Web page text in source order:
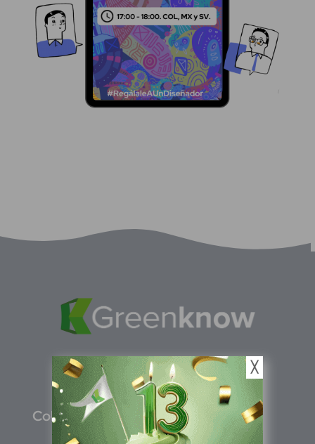
Colombia
╳